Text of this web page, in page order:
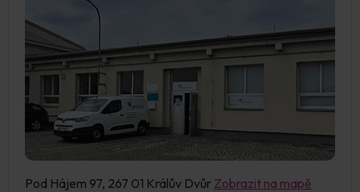
Pod Hájem 97, 267 01 Králův Dvůr Zobrazit na mapě